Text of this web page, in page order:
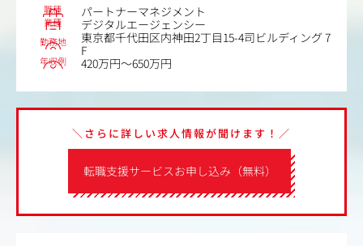
職種 パートナーマネジメント
業種 デジタルエージェンシー
勤務地
東京都千代田区内神田2丁目15-4司ビルディング 7
F
年収例 420万円～650万円
転職支援サービスお申し込み（無料）
＼さらに詳しい求人情報が聞けます！／